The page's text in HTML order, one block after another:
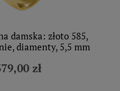
damska: złoto 585,
diamenty, 5,5 mm
zł